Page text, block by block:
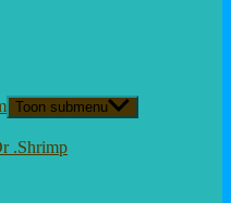
Toon submenu
.Shrimp